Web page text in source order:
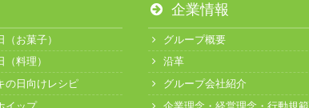
お菓子）
料理）
の日向けレシピ
企業情報
グループ概要
沿革
グループ会社紹介